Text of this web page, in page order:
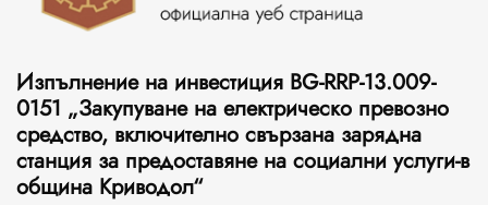
Изпълнение на инвестиция BG-RRP-13.009-
0151 „Закупуване на електрическо превозно
средство, включително свързана зарядна
станция за предоставяне на социални услуги-в
община Криводол“